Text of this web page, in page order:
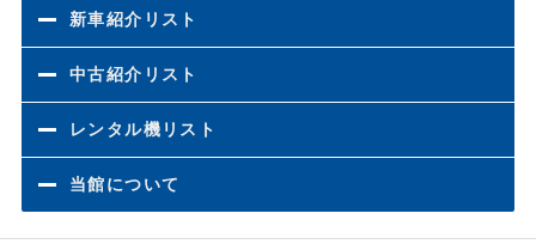
新車紹介リスト
中古紹介リスト
レンタル機リスト
当館について